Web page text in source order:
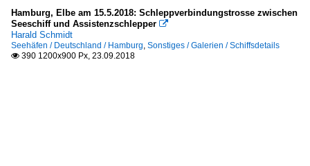
Hamburg, Elbe am 15.5.2018: Schleppverbindungstrosse zwischen
Seeschiff und Assistenzschlepper 
Harald Schmidt
Seehäfen / Deutschland / Hamburg, Sonstiges / Galerien / Schiffsdetails
 390 1200x900 Px, 23.09.2018